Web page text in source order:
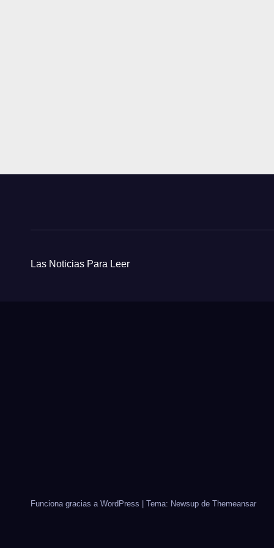
Las Noticias Para Leer
Funciona gracias a WordPress Tema: Newsup de Themeansar